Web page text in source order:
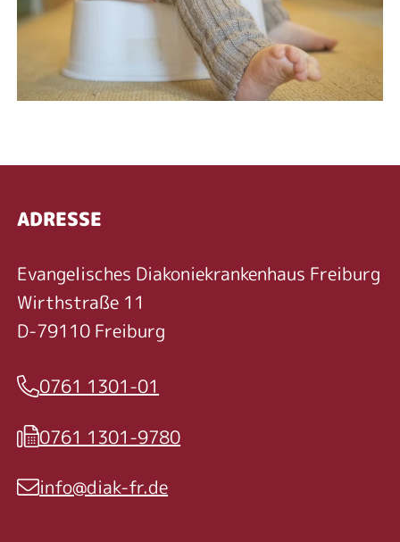
ADRESSE
Evangelisches Diakoniekrankenhaus Freiburg
Wirthstraße 11
D-79110 Freiburg
Telefon
0761 1301-01
Fax
0761 1301-9780
E-Mail
info@diak-fr.de